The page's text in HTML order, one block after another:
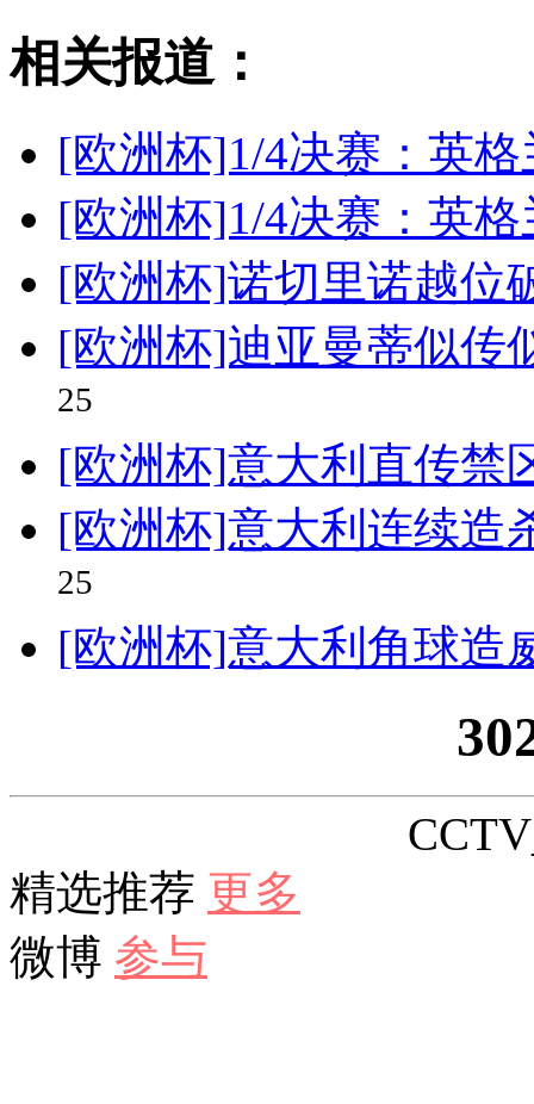
相关报道：
[欧洲杯]1/4决赛：英
[欧洲杯]1/4决赛：英
[欧洲杯]诺切里诺越位
[欧洲杯]迪亚曼蒂似传
25
[欧洲杯]意大利直传禁
[欧洲杯]意大利连续造
25
[欧洲杯]意大利角球造
精选推荐 更多
微博 参与